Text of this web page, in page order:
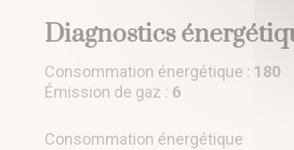
Diagnostics
Consommation énergétique : 180
Émission de gaz : 6
Consommation énergétique